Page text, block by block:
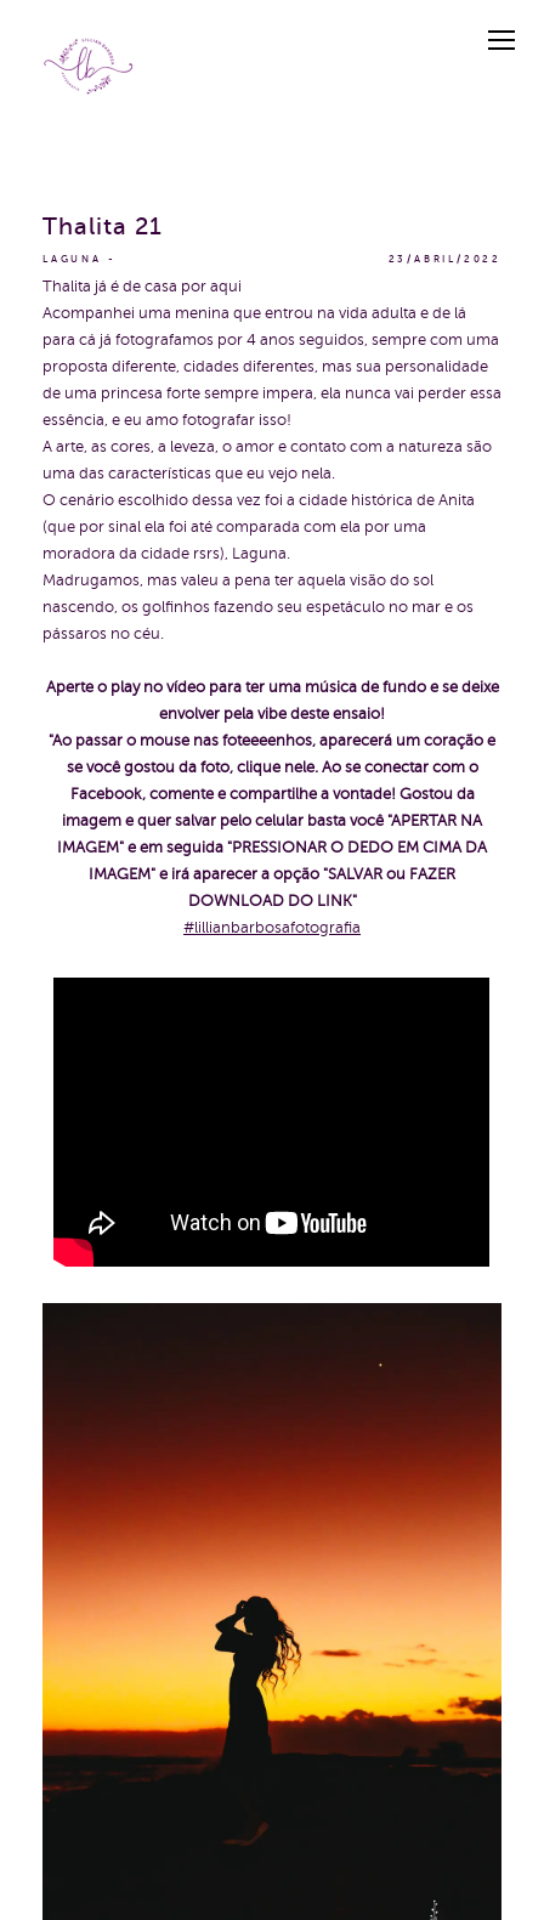
LAGUNA 23/ABRIL/2022
Thalita 21
Thalita já é de casa por aqui
Acompanhei uma menina que entrou na vida adulta e de lá
para cá já fotografamos por 4 anos seguidos, sempre com uma
proposta diferente, cidades diferentes, mas sua personalidade
de uma princesa forte sempre impera, ela nunca vai perder essa
essência, e eu amo fotografar isso!
A arte, as cores, a leveza, o amor e contato com a natureza são
uma das características que eu vejo nela.
O cenário escolhido dessa vez foi a cidade histórica de Anita
(que por sinal ela foi até comparada com ela por uma
moradora da cidade rsrs), Laguna.
Madrugamos, mas valeu a pena ter aquela visão do sol
nascendo, os golfinhos fazendo seu espetáculo no mar e os
pássaros no céu.
Aperte o play no vídeo para ter uma música de fundo e se deixe
envolver pela vibe deste ensaio!
"Ao passar o mouse nas foteeeenhos, aparecerá um coração e
se você gostou da foto, clique nele. Ao se conectar com o
Facebook, comente e compartilhe a vontade! Gostou da
imagem e quer salvar pelo celular basta você "APERTAR NA
IMAGEM" e em seguida "PRESSIONAR O DEDO EM CIMA DA
IMAGEM" e irá aparecer a opção "SALVAR ou FAZER
DOWNLOAD DO LINK"
#lillianbarbosafotografia